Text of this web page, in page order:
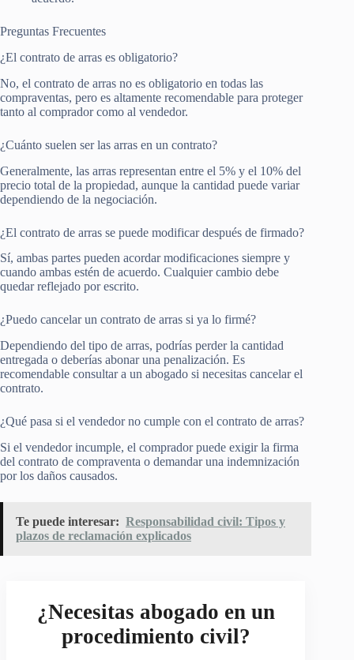
Preguntas Frecuentes
¿El contrato de arras es obligatorio?
No, el contrato de arras no es obligatorio en todas las
compraventas, pero es altamente recomendable para proteger
tanto al comprador como al vendedor.
¿Cuánto suelen ser las arras en un contrato?
Generalmente, las arras representan entre el 5% y el 10% del
precio total de la propiedad, aunque la cantidad puede variar
dependiendo de la negociación.
¿El contrato de arras se puede modificar después de firmado?
Sí, ambas partes pueden acordar modificaciones siempre y
cuando ambas estén de acuerdo. Cualquier cambio debe
quedar reflejado por escrito.
¿Puedo cancelar un contrato de arras si ya lo firmé?
Dependiendo del tipo de arras, podrías perder la cantidad
entregada o deberías abonar una penalización. Es
recomendable consultar a un abogado si necesitas cancelar el
contrato.
¿Qué pasa si el vendedor no cumple con el contrato de arras?
Si el vendedor incumple, el comprador puede exigir la firma
del contrato de compraventa o demandar una indemnización
por los daños causados.
Te puede interesar: Responsabilidad civil: Tipos y
plazos de reclamación explicados
¿Necesitas abogado en un
procedimiento civil?